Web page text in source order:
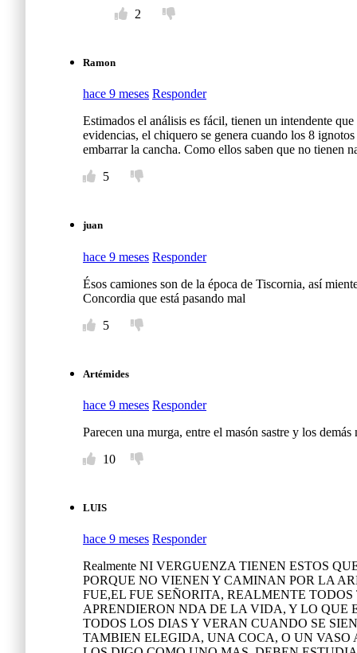
2
Ramon
hace 9 meses Responder
Estimados el análisis es fácil, tienen un intendente
evidencias, el chiquero se genera cuando los 8
embarrar la cancha. Como ellos saben que no tienen
5
juan
hace 9 meses Responder
Ésos camiones son de la época de Tiscornia, así
Concordia que está pasando mal
5
Artémides
hace 9 meses Responder
Parecen una murga, entre el masón sastre y los
10
LUIS
hace 9 meses Responder
Realmente NI VERGUENZA TIENEN ESTOS
PORQUE NO VIENEN Y CAMINAN POR LA
FUE,EL FUE SEÑORITA, REALMENTE
APRENDIERON NDA DE LA VIDA, Y LO QUE
TODOS LOS DIAS Y VERAN CUANDO SE
TAMBIEN ELEGIDA, UNA COCA, O UN